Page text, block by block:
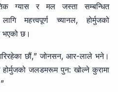
ग्यास र मल जस्ता सम्बन्धित
महत्त्वपूर्ण च्यानल, होर्मुजको
भएको छ।
गरिरहेका छौं,” जोनसन, आर-लाले भने।
होर्मुजको जलडमरूम पुन: खोल्ने कुरामा